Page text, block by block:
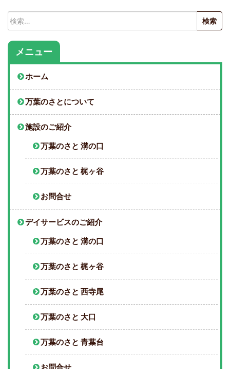
検
索:
メニュー
ホーム
万葉のさとについて
施設のご紹介
万葉のさと 溝の口
万葉のさと 梶ヶ谷
お問合せ
デイサービスのご紹介
万葉のさと 溝の口
万葉のさと 梶ヶ谷
万葉のさと 西寺尾
万葉のさと 大口
万葉のさと 青葉台
お問合せ